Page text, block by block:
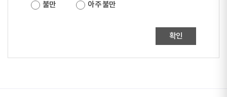
불만
아주 불만
확인